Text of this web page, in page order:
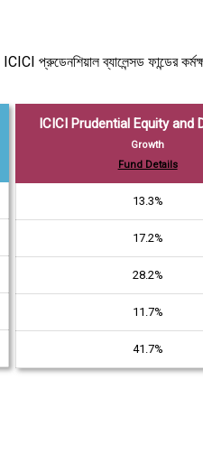
প্রুডেনশিয়াল ব্যালেন্সড ফান্ডের
ICICI Prudential Equity and
Growth
Fund Details
13.3%
17.2%
28.2%
11.7%
41.7%